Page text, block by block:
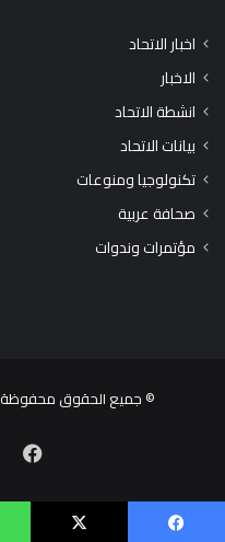
اخبار الاتحاد
الاخبار
انشطة الاتحاد
بيانات الاتحاد
تكنولوجيا ومنوعات
صحافة عربية
مؤتمرات وندوات
© جميع الحقوق